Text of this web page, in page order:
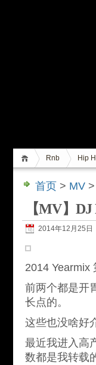
Rnb Hip
首页 > MV
【MV】
2014年12月25日
2014 Yearmix
前两个都是开
长点的。
这些也没啥好
最近我进入高
数都是我转载